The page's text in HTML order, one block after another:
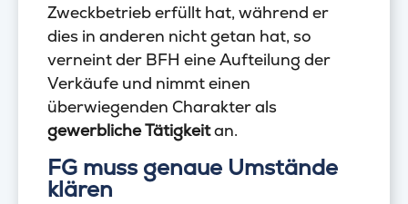
Zweckbetrieb erfüllt hat, während er
dies in anderen nicht getan hat, so
verneint der BFH eine Aufteilung der
Verkäufe und nimmt einen
überwiegenden Charakter als
gewerbliche Tätigkeitan.
FG muss genaue Umstände
klären